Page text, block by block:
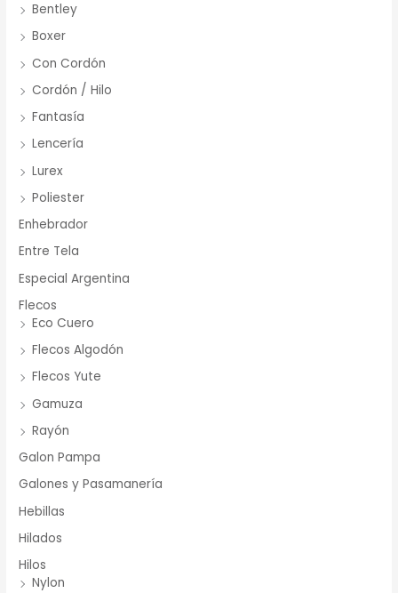
Bentley
Boxer
Con Cordón
Cordón / Hilo
Fantasía
Lencería
Lurex
Poliester
Enhebrador
Entre Tela
Especial Argentina
Flecos
Eco Cuero
Flecos Algodón
Flecos Yute
Gamuza
Rayón
Galon Pampa
Galones y Pasamanería
Hebillas
Hilados
Hilos
Nylon